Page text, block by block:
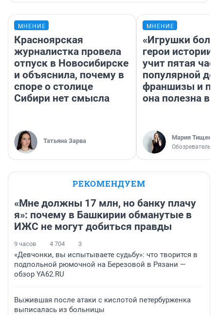
МНЕНИЕ
Красноярская
журналистка провела
отпуск в Новосибирске
и объяснила, почему в
споре о столице
Сибири нет смысла
Татьяна Зарва
МНЕНИЕ
«Игрушки
герои
учит пятая
популярной
франшизы и
она полезна
Мария Тищенко
Обозреватель
РЕКОМЕНДУЕМ
«Мне должны 17 млн, но банку плачу
я»: почему в Башкирии обманутые в
ИЖС не могут добиться правды
9 часов 4 704 3
«Девчонки, вы испытываете судьбу»: что творится в
подпольной рюмочной на Березовой в Рязани —
обзор YA62.RU
Выжившая после атаки с кислотой петербурженка
выписалась из больницы